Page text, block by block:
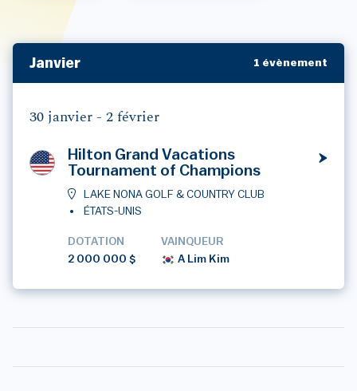
Janvier 1 évènement
30 janvier - 2 février
Hilton Grand Vacations
Tournament of Champions
LAKE NONA GOLF & COUNTRY CLUB
ÉTATS-UNIS
DOTATION
2 000 000 $
VAINQUEUR
A Lim Kim